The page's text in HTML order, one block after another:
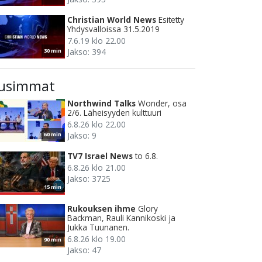
30 min
Christian World News Esitetty
Yhdysvalloissa 31.5.2019
7.6.19 klo 22.00
Jakso: 394
60 min
Northwind Talks Wonder, osa
2/6. Läheisyyden kulttuuri
6.8.26 klo 22.00
Jakso: 9
15 min
TV7 Israel News to 6.8.
6.8.26 klo 21.00
Jakso: 3725
90 min
Rukouksen ihme Glory
Backman, Rauli Kannikoski ja
Jukka Tuunanen.
6.8.26 klo 19.00
Jakso: 47